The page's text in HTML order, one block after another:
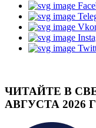
ЧИТАЙТЕ В
АВГУСТА 2026